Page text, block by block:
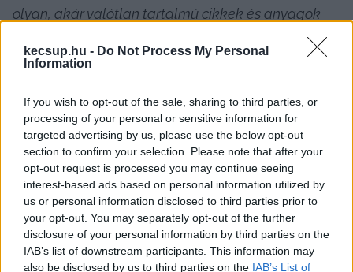
kecsup.hu - Do Not Process My Personal
Information
If you wish to opt-out of the sale, sharing to third parties, or
processing of your personal or sensitive information for
targeted advertising by us, please use the below opt-out
section to confirm your selection. Please note that after your
opt-out request is processed you may continue seeing
interest-based ads based on personal information utilized by
us or personal information disclosed to third parties prior to
your opt-out. You may separately opt-out of the further
disclosure of your personal information by third parties on the
IAB’s list of downstream participants. This information may
also be disclosed by us to third parties on the IAB’s List of
olyan, akár valótlan tartalmú cikkek és anyagok
megjelenítése, amelyek alkalmasak a nemzetközi
közvélemény negatív befolyásolására”.
A Fidesz frakcióvezetője azt is közölte, hogy a
cikkek terjesztésére „az ukránok jelentős összeget
különítettek el” és hogy „a munka és az
információk gyűjtése, a hamis hírek kitalálása
ukrán részről már elkezdődött, abba a magyar
sajtó egyes szereplői is bevonása kerültek”. Kocsis